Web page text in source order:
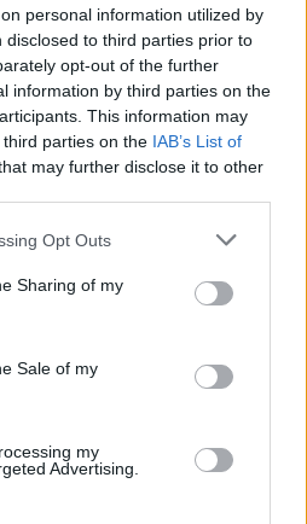
personal information utilized by
to third parties prior to
opt-out of the further
information by third parties on the
This information may
parties on the IAB’s List of
may further disclose it to other
app uses one or more Google
behaviour. You may click to
and its third-party tags to
purposes in below Google
Opt Outs
Sharing of my
Sale of my
my
Advertising.
publikujemyoficjalny wynik
jeśli są dostępne.
dostępny jest tutaj:Rzeszów > Klasa B,
publikujemyskłady wyjściowe,
ligi i dostępnych źródeł.
Chmielnik lub Polonia Hyżne - zaglądaj
dostarcza informacje o terminach
i newsach klubowych
nasze relacje, śledź ulubioną ligę i
z boisk!
Hyżneodbędzie się w ramach 16.
Spotkanie zostanie rozegrane w dniu 24